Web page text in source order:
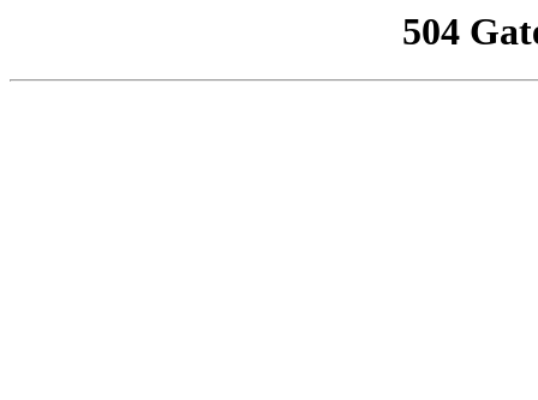
504